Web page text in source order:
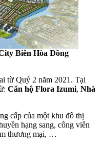
Biên Hòa Đồng
từ Quý 2 năm 2021. Tại
Căn hộ Flora Izumi, Nhà
cấp của một khu đô thị
hạng sang, công viên
thương mại, …